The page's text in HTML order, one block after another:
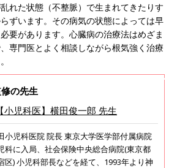
れた状態（不整脈）で生まれてきたりす
ずいます。その病気の状態によっては早
要があります。心臓病の治療法はめざま
専門医とよく相談しながら根気強く治療
の先生
【小児科医】横田俊一郎 先生
小児科医院 院長 東京大学医学部付属病院
科に入局、社会保険中央総合病院(東京都
区) 小児科部長などを経て、1993年より神